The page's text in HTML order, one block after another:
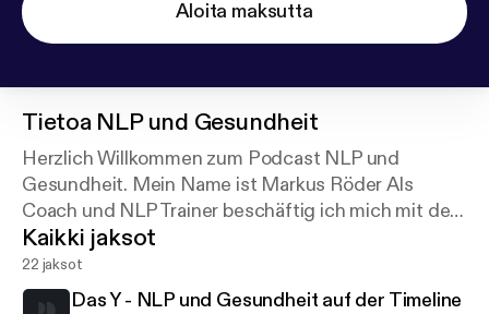
Aloita maksutta
Tietoa NLP und Gesundheit
Herzlich Willkommen zum Podcast NLP und
Gesundheit. Mein Name ist Markus Röder Als
Coach und NLP Trainer beschäftig ich mich mit dem
Thema Gesundheit. Dieser Podcast ist eine Quelle
von Techniken und Trancen aus dem NLP für
verschiedene Gesundheitsbereiche.
Kaikki jaksot
22 jaksot
Das Y - NLP und Gesundheit auf der Timeline